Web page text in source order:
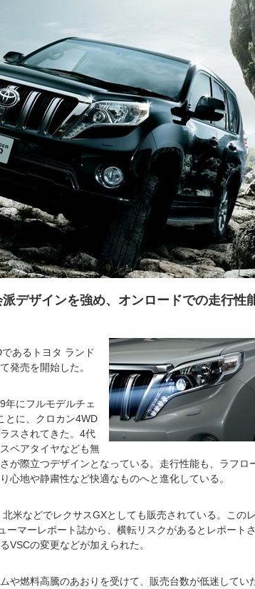
デザインを強め、オンロードでの走行性
あるトヨタ ランド
発売を開始した。
年にフルモデルチェ
とに、クロカン4WD
スされてきた。4代
ペアタイヤなども無
が際立つデザインとなっている。走行性能も、ラフロ
心地や静粛性など快適なものへと進化している。
米などでレクサスGXとしても販売されている。この
ーマーレポート誌から、横転リスクがあるとレポート
VSCの変更などが加えられた。
や燃料高騰のあおりを受けて、販売台数が低迷してい